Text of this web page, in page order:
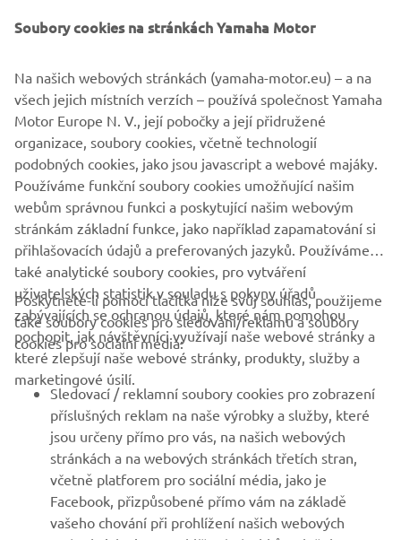
FIREMNÍ
B2B
VÍCE YAMAHA
PODPORA
ZPRAVODAJ
Získejte jako první informace o nejnovějších nabídkách,
speciálních akcích, nových verzích a mnoho dalšího
PŘIHLÁSIT SE K ODBĚRU
Přečtěte si naše Zásady ochrany osobních údajů a zjistěte, jak
zpracováváme vaše osobní údaje:Zásady ochrany osobních údajů
Czech Republic (Czech)
Soubory cookies na stránkách Yamaha Motor
Na našich webových stránkách (yamaha-motor.eu) – a na
všech jejich místních verzích – používá společnost Yamaha
Motor Europe N. V., její pobočky a její přidružené
organizace, soubory cookies, včetně technologií
podobných cookies, jako jsou javascript a webové majáky.
Používáme funkční soubory cookies umožňující našim
webům správnou funkci a poskytující našim webovým
stránkám základní funkce, jako například zapamatování si
přihlašovacích údajů a preferovaných jazyků. Používáme
také analytické soubory cookies, pro vytváření
uživatelských statistik v souladu s pokyny úřadů
zabývajících se ochranou údajů, které nám pomohou
pochopit, jak návštěvníci využívají naše webové stránky a
které zlepšují naše webové stránky, produkty, služby a
marketingové úsilí.
Poskytnete-li pomocí tlačítka níže svůj souhlas, použijeme
také soubory cookies pro sledování/reklamu a soubory
cookies pro sociální média:
Sledovací / reklamní soubory cookies pro zobrazení
příslušných reklam na naše výrobky a služby, které
jsou určeny přímo pro vás, na našich webových
stránkách a na webových stránkách třetích stran,
včetně platforem pro sociální média, jako je
Facebook, přizpůsobené přímo vám na základě
vašeho chování při prohlížení našich webových